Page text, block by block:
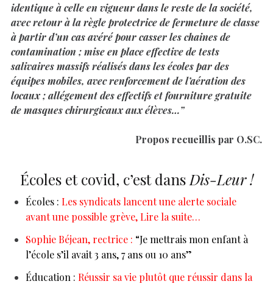
identique à celle en vigueur dans le reste de la société,
avec retour à la règle protectrice de fermeture de classe
à partir d’un cas avéré pour casser les chaines de
contamination ; mise en place effective de tests
salivaires massifs réalisés dans les écoles par des
équipes mobiles, avec renforcement de l’aération des
locaux ; allégement des effectifs et fourniture gratuite
de masques chirurgicaux aux élèves…”
Propos recueillis par O.SC.
Écoles et covid, c’est dans Dis-Leur !
Écoles : Les syndicats lancent une alerte sociale
avant une possible grève, Lire la suite…
Sophie Béjean, rectrice : “Je mettrais mon enfant à
l’école s’il avait 3 ans, 7 ans ou 10 ans”
Éducation : Réussir sa vie plutôt que réussir dans la